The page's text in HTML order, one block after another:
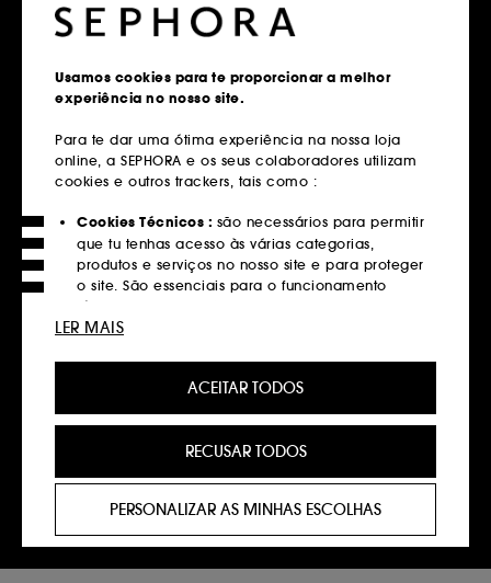
Entregas grátis
em compras superiores a 39€
Saber mais
Devoluções
Gratuitas até 30 dias
Click&Collect
Recolha em loja em 2 horas*
Saber mais
Pagamentos
Métodos de pagamento seguros
Saber mais
Usamos cookies para te proporcionar a melhor
experiência no nosso site.
Para te dar uma ótima experiência na nossa loja
online, a SEPHORA e os seus colaboradores utilizam
cookies e outros trackers, tais como :
Cookies Técnicos : são necessários para permitir
que tu tenhas acesso às várias categorias,
produtos e serviços no nosso site e para proteger
o site. São essenciais para o funcionamento
técnico do site e não podem ser desativados.
personalizada, recomendando produtos, serviços
preferências, e fornecer-te ofertas promocionais à
medida do teu perfil.
utilizados para lhe apresentar conteúdos que
possam ser do seu interesse através de anúncios
ACEITAR TODOS
PERSONALIZAR AS MINHAS ESCOLHAS
RECUSAR TODOS
LER MAIS